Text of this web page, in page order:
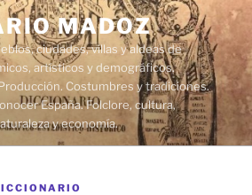
MADOZ
ciudades, villas y aldeas de
artísticos y demográficos.
Costumbres y tradiciones.
España. Folclore, cultura,
y economía.